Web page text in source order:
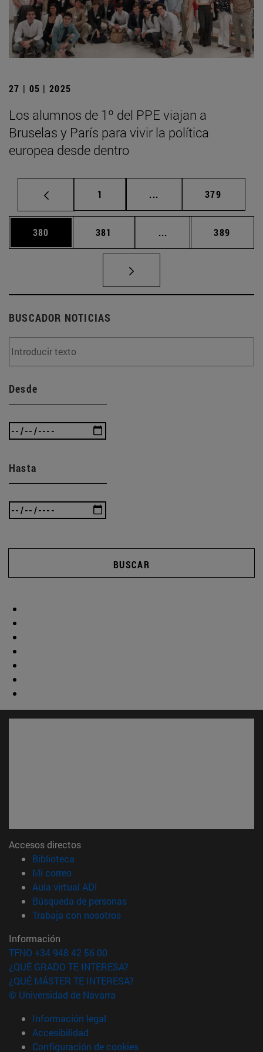
27 | 05 | 2025
Los alumnos de 1º del PPE viajan a
Bruselas y París para vivir la política
europea desde dentro
Página
1 ... Páginas intermedias
Página
379
Página
380 Página
381 ... Páginas intermedias
Página
389
BUSCADOR NOTICIAS
Desde
Hasta
BUSCAR
Accesos directos
Biblioteca
Mi correo(abre en nueva ventana)
Aula virtual ADI
Búsqueda de personas(abre en nueva ventana)
Trabaja con nosotros(abre en nueva ventana)
Información
TFNO +34 948 42 56 00
¿QUÉ GRADO TE INTERESA?
¿QUÉ MÁSTER TE INTERESA?
© Universidad de Navarra
Información legal
Accesibilidad
Configuración de cookies